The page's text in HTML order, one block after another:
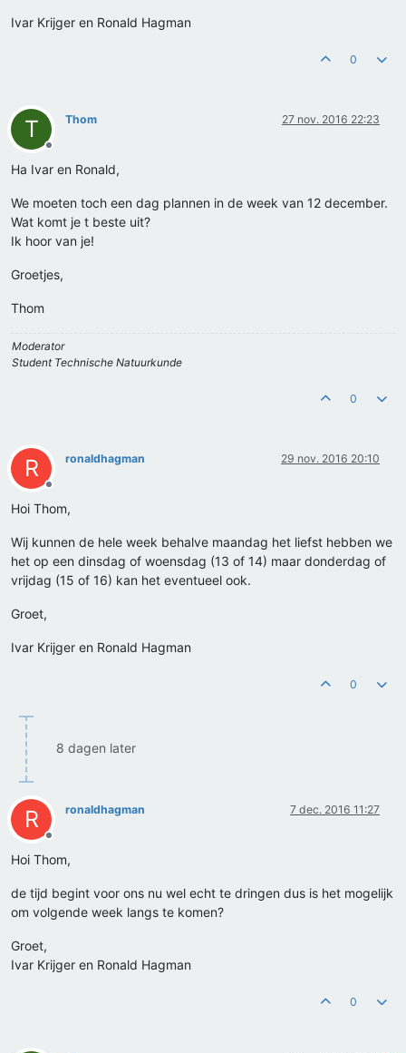
Ivar Krijger en Ronald Hagman
0
T
Offline
Thom 27 nov. 2016 22:23
Ha Ivar en Ronald,
We moeten toch een dag plannen in de week van 12 december.
Wat komt je t beste uit?
Ik hoor van je!
Groetjes,
Thom
Moderator
Student Technische Natuurkunde
0
R
Offline
ronaldhagman 29 nov. 2016 20:10
Hoi Thom,
Wij kunnen de hele week behalve maandag het liefst hebben we
het op een dinsdag of woensdag (13 of 14) maar donderdag of
vrijdag (15 of 16) kan het eventueel ook.
Groet,
Ivar Krijger en Ronald Hagman
0
8 dagen later
R
Offline
ronaldhagman 7 dec. 2016 11:27
Hoi Thom,
de tijd begint voor ons nu wel echt te dringen dus is het mogelijk
om volgende week langs te komen?
Groet,
Ivar Krijger en Ronald Hagman
0